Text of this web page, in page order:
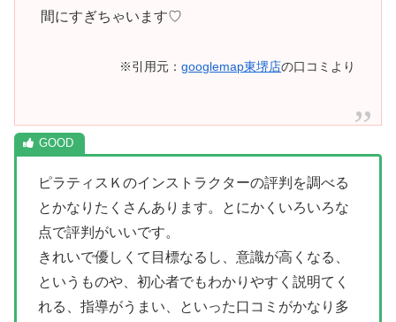
間にすぎちゃいます♡
※引用元：googlemap東堺店の口コミより
ピラティスＫのインストラクターの評判を調べる
とかなりたくさんあります。とにかくいろいろな
点で評判がいいです。
きれいで優しくて目標なるし、意識が高くなる、
というものや、初心者でもわかりやすく説明てく
れる、指導がうまい、といった口コミがかなり多